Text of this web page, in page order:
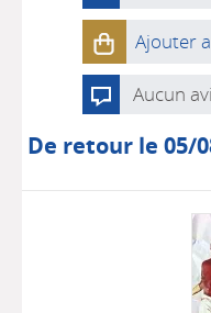
Ajouter
Aucun
De retour le 05/